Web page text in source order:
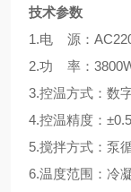
技术参数
1.电 源：
2.功 率：
3.控温方式：数
4.控温精度：
5.搅拌方式：泵
6.温度范围：冷